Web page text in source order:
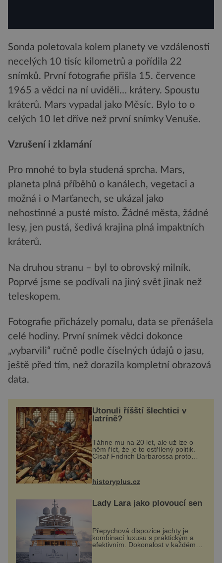
Sonda poletovala kolem planety ve vzdálenosti
necelých 10 tisíc kilometrů a pořídila 22
snímků. První fotografie přišla 15. července
1965 a vědci na ní uviděli… krátery. Spoustu
kráterů. Mars vypadal jako Měsíc. Bylo to o
celých 10 let dříve než první snímky Venuše.
Vzrušení i zklamání
Pro mnohé to byla studená sprcha. Mars,
planeta plná příběhů o kanálech, vegetaci a
možná i o Marťanech, se ukázal jako
nehostinné a pusté místo. Žádné města, žádné
lesy, jen pustá, šedivá krajina plná impaktních
kráterů.
Na druhou stranu – byl to obrovský milník.
Poprvé jsme se podívali na jiný svět jinak než
teleskopem.
Fotografie přicházely pomalu, data se přenášela
celé hodiny. První snímek vědci dokonce
„vybarvili“ ručně podle číselných údajů o jasu,
ještě před tím, než dorazila kompletní obrazová
data.
Utonuli říšští šlechtici v
latríně?
Táhne mu na 20 let, ale už lze o
něm říct, že je to ostřílený politik.
Císař Fridrich Barbarossa proto
posílá svého syna a dědice
Jindřicha VI. do Erfurtu, aby se stal
prostředníkem při řešení sporu m...
historyplus.cz
Lady Lara jako plovoucí sen
Přepychová dispozice jachty je
kombinací luxusu s praktickým a
efektivním. Dokonalost v každém
detailu představuje značka Fendi
Casa, kterou byly vybaveny její